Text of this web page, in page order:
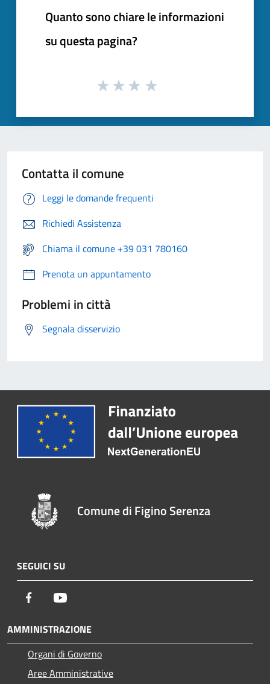
Quanto sono chiare le informazioni
su questa pagina?
Contatta il comune
Leggi le domande frequenti
Richiedi Assistenza
Chiama il comune +39 031 780160
Prenota un appuntamento
Problemi in città
Segnala disservizio
Comune di Figino Serenza
SEGUICI SU
Facebook
AMMINISTRAZIONE
Organi di Governo
Aree Amministrative